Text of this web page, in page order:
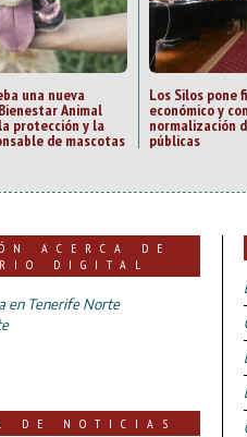
una nueva
Animal
protección y la
de mascotas
Los Silos pone
económico y
normalización
públicas
ACERCA DE
DIGITAL
en Tenerife Norte
DE NOTICIAS